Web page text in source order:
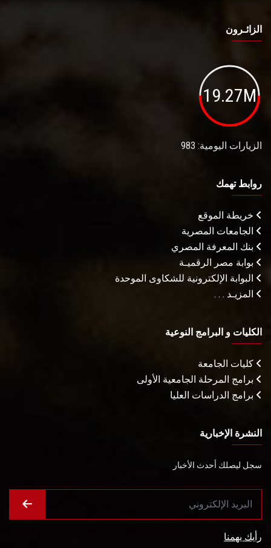
الزائـرون
19.27M
الزيارات اليومية: 983
روابط تهمك
خريطة الموقع
الجامعات المصرية
بنك المعرفة المصري
بوابة مصر الرقميـة
البوابة الإلكترونية للشكاوى الموحدة
المزيـد . . .
الكليات و البرامج النوعية
كليات الجامعة
برامج المرحلة الجامعية الأولى
برامج الدراسات العليا
النشرة الإخبارية
سجل ليصلك أحدث الأخبار
رأيك يهمنا